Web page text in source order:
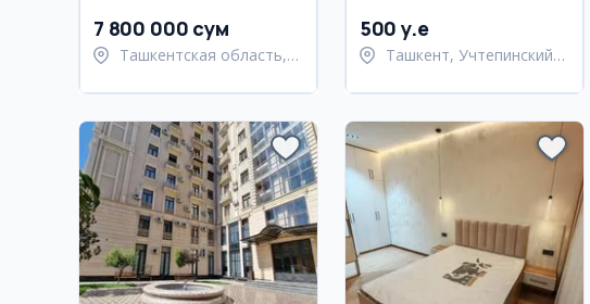
7 800 000 сум
Ташкентская область,
500 y.e
Ташкент, Учтепинский